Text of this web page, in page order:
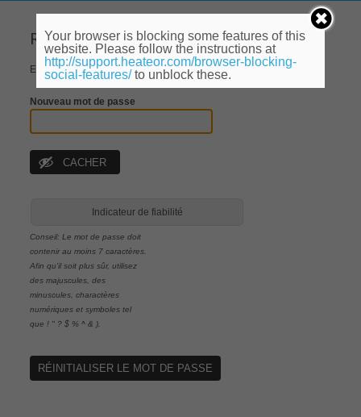
Réinitialisation du mot de passe
Entrez votre nouveau mot de passe ci-dessous.
Nouveau mot de passe
CACHER
Indicateur de fiabilité
Conseil: Le mot de passe doit
contenir au moins 7 caractères.
Afin qu'il soit plus sûr, utilisez
des majuscules, des
minuscules, charactères
numériques et symboles tel
que ! " ? $ % ^ & ).
Your browser is blocking some features of this
website. Please follow the instructions at
http://support.heateor.com/browser-blocking-
social-features/to unblock these.